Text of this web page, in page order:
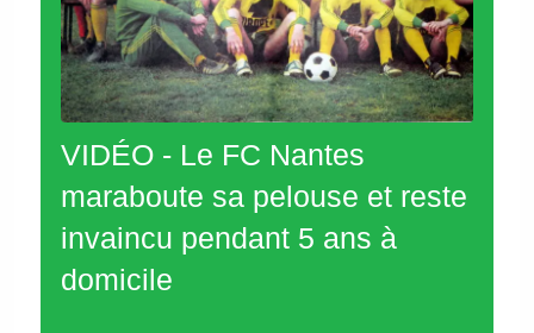
VIDÉO - Le FC Nantes
maraboute sa pelouse et reste
invaincu pendant 5 ans à
domicile